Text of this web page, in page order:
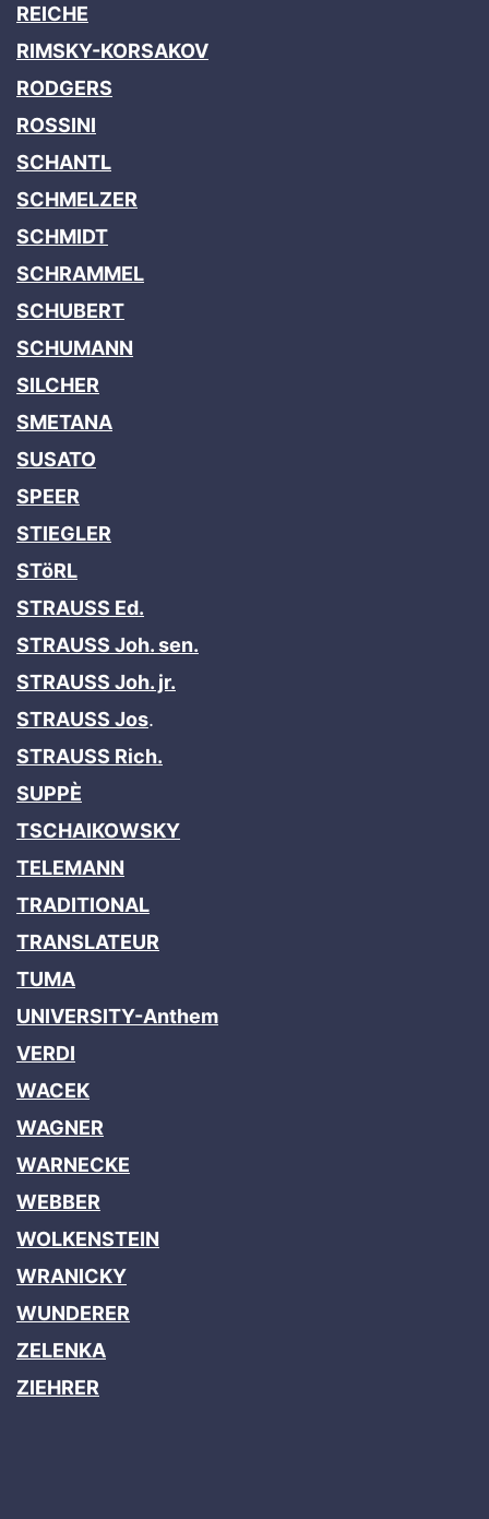
REICHE
RIMSKY-KORSAKOV
RODGERS
ROSSINI
SCHANTL
SCHMELZER
SCHMIDT
SCHRAMMEL
SCHUBERT
SCHUMANN
SILCHER
SMETANA
SUSATO
SPEER
STIEGLER
STöRL
STRAUSS Ed.
STRAUSS Joh. sen.
STRAUSS Joh. jr.
STRAUSS Jos.
STRAUSS Rich.
SUPPÈ
TSCHAIKOWSKY
TELEMANN
TRADITIONAL
TRANSLATEUR
TUMA
UNIVERSITY-Anthem
VERDI
WACEK
WAGNER
WARNECKE
WEBBER
WOLKENSTEIN
WRANICKY
WUNDERER
ZELENKA
ZIEHRER